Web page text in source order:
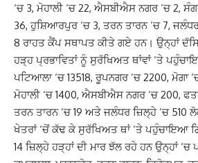
‘ਚ 3, ਮੋਹਾਲੀ ‘ਚ 22, ਐਸਬੀਐਸ ਨਗਰ ‘ਚ 2,
36, ਹੁਸ਼ਿਆਰਪੁਰ ‘ਚ 3, ਤਰਨ ਤਾਰਨ ‘ਚ 7,
8 ਰਾਹਤ ਕੈਂਪ ਸਥਾਪਤ ਕੀਤੇ ਗਏ ਹਨ। ਉਨ੍ਹਾਂ
ਹੜ੍ਹ ਪ੍ਰਭਾਵਿਤਾਂ ਨੂੰ ਸੁਰੱਖਿਅਤ ਥਾਂਵਾਂ ‘ਤੇ
ਪਟਿਆਲਾ ‘ਚ 13518, ਰੂਪਨਗਰ ‘ਚ 2200, ਮੋਗਾ
ਮੋਹਾਲੀ ‘ਚ 1400, ਐਸਬੀਐਸ ਨਗਰ ‘ਚ 200,
ਤਰਨ ਤਾਰਨ ‘ਚ 19 ਅਤੇ ਜਲੰਧਰ ਜ਼ਿਲ੍ਹੇ ‘ਚ 510
ਖੇਤਰਾਂ ‘ਚੋਂ ਕੱਢ ਕੇ ਸੁਰੱਖਿਅਤ ਥਾਂ ‘ਤੇ ਪਹੁੰਚਾਇਆ
14 ਜ਼ਿਲ੍ਹੇ ਹੜ੍ਹਾਂ ਦੀ ਮਾਰ ਝੱਲ ਰਹੇ ਹਨ ਉਨ੍ਹਾਂ